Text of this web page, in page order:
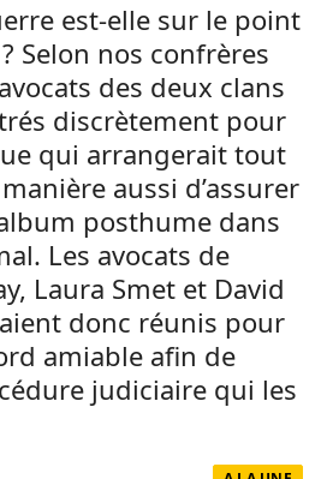
est-elle sur le point
Selon nos confrères
des deux clans
discrètement pour
qui arrangerait tout
aussi d’assurer
posthume dans
Les avocats de
Laura Smet et David
donc réunis pour
amiable afin de
judiciaire qui les